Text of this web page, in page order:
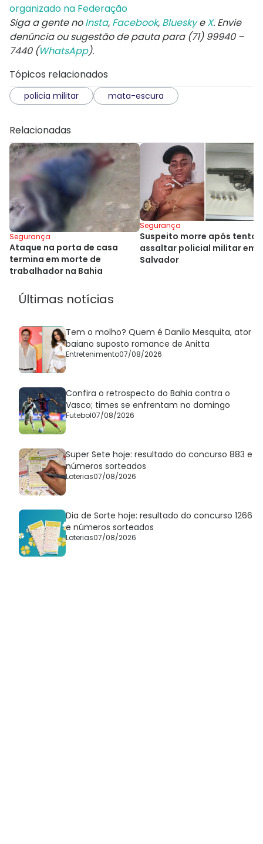
organizado na Federação
Siga a gente noInsta, Facebook, BlueskyeX. Envie
denúncia ou sugestão de pauta para (71) 99940 –
7440 (WhatsApp).
Tópicos relacionados
policia militar mata-escura
Relacionadas
Segurança
Ataque na porta de casa
termina em morte de
trabalhador na Bahia
Segurança
Suspeito morre após tentar
assaltar policial militar em
Salvador
Últimas notícias
Tem o molho? Quem é Danilo Mesquita, ator
baiano suposto romance de Anitta
Entretenimento07/08/2026
Confira o retrospecto do Bahia contra o
Vasco; times se enfrentam no domingo
Futebol07/08/2026
Super Sete hoje: resultado do concurso 883 e
números sorteados
Loterias07/08/2026
Dia de Sorte hoje: resultado do concurso 1266
e números sorteados
Loterias07/08/2026